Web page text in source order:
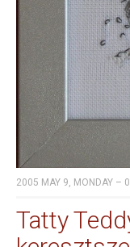
2005 MAY 9, MONDAY –
Tatty